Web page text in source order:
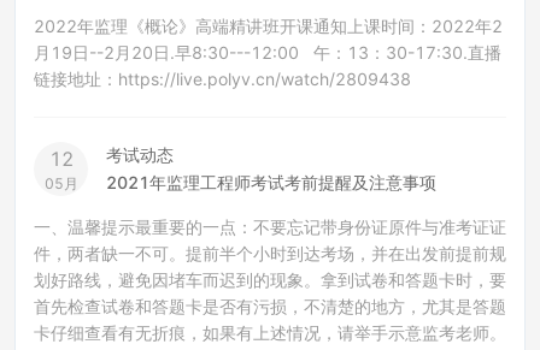
2022年监理《概论》高端精讲班开课通知上课时间：2022年2
月19日--2月20日.早8:30---12:00 午：13：30-17:30.直播
链接地址：https://live.polyv.cn/watch/2809438
12
05月
考试动态
2021年监理工程师考试考前提醒及注意事项
一、温馨提示最重要的一点：不要忘记带身份证原件与准考证证
件，两者缺一不可。提前半个小时到达考场，并在出发前提前规
划好路线，避免因堵车而迟到的现象。拿到试卷和答题卡时，要
首先检查试卷和答题卡是否有污损，不清楚的地方，尤其是答题
卡仔细查看有无折痕，如果有上述情况，请举手示意监考老师。